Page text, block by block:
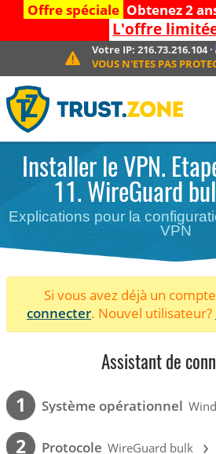
Offre spéciale Obtenez 2
L'offre
Votre IP: 216.73.216.104·
VOUS N'ETES PAS
Installer le VPN.
11. WireGuard
Explications pour la
VPN
Si vous avez déjà un
connecter. Nouvel utilisateur?
Assistant de
1 Système opérationnel
2 Protocole WireGuard bulk ›